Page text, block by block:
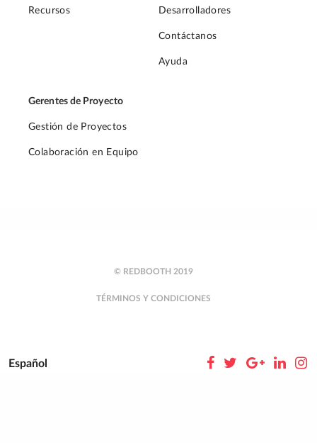
Recursos Desarrolladores
Contáctanos
Ayuda
Gerentes de Proyecto
Gestión de Proyectos
Colaboración en Equipo
© REDBOOTH 2019
TÉRMINOS Y CONDICIONES
Español